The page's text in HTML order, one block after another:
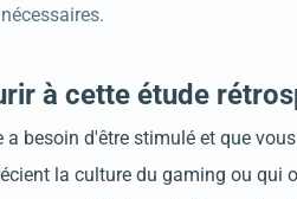
à cette étude
besoin d'être stimulé et que
la culture du gaming ou qui